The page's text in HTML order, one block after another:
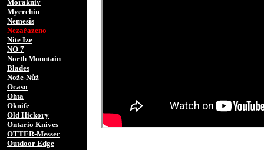
Morakniv
Myerchin
Nemesis
Nezařazeno
Nite Ize
NO 7
North Mountain
Blades
Nože-Nůž
Ocaso
Ohta
Oknife
Old Hickory
Ontario Knives
OTTER-Messer
Outdoor Edge